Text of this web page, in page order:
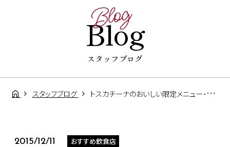
Blog
Blog
スタッフブログ
スタッフブログ トスカチーナのおいしい限定メニュー･･･☆★☆
2015/12/11 おすすめ飲食店